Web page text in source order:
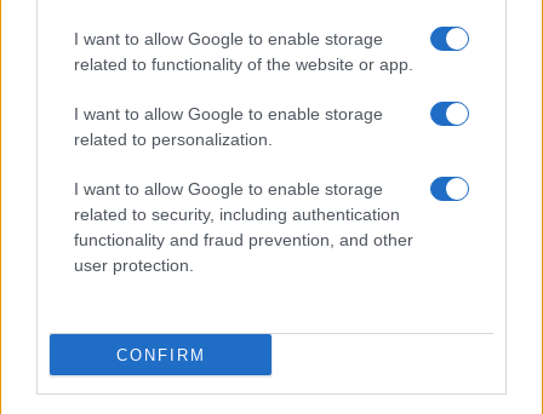
I want to allow Google to enable storage
related to functionality of the website or app.
I want to allow Google to enable storage
related to personalization.
I want to allow Google to enable storage
related to security, including authentication
functionality and fraud prevention, and other
user protection.
CONFIRM